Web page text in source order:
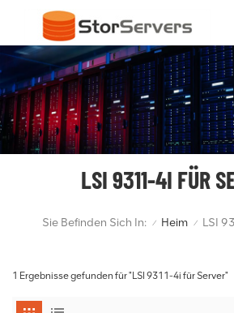
LSI 9311-4I FÜR
Sie Befinden Sich In: / Heim / LSI
1 Ergebnisse gefunden für "LSI 9311-4i für Server"